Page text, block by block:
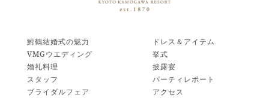
鮒鶴結婚式の魅力
VMGウエディング
婚礼料理
スタッフ
ドレス＆アイテム
挙式
披露宴
パーティレポート
ブライダルフェア
アクセス